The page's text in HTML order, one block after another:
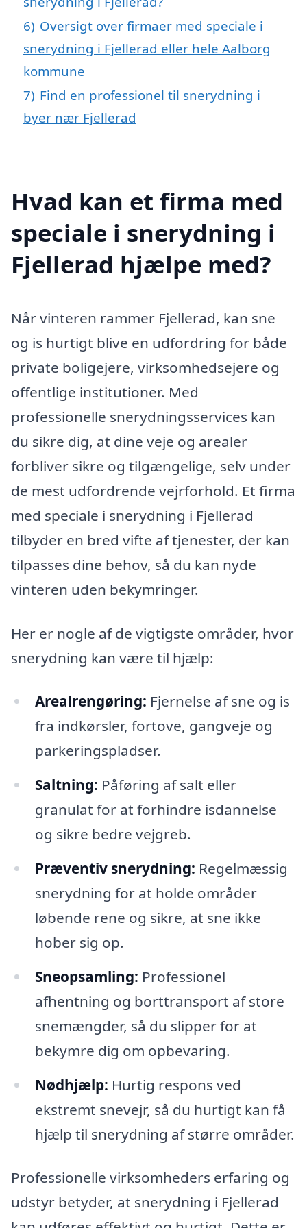
6) Oversigt over firmaer med speciale i
snerydning i Fjellerad eller hele Aalborg
kommune
7) Find en professionel til snerydning i
byer nær Fjellerad
Hvad kan et firma med
speciale i snerydning i
Fjellerad hjælpe med?
Når vinteren rammer Fjellerad, kan sne
og is hurtigt blive en udfordring for både
private boligejere, virksomhedsejere og
offentlige institutioner. Med
professionelle snerydningsservices kan
du sikre dig, at dine veje og arealer
forbliver sikre og tilgængelige, selv under
de mest udfordrende vejrforhold. Et firma
med speciale i snerydning i Fjellerad
tilbyder en bred vifte af tjenester, der kan
tilpasses dine behov, så du kan nyde
vinteren uden bekymringer.
Her er nogle af de vigtigste områder, hvor
snerydning kan være til hjælp:
Arealrengøring: Fjernelse af sne og is
fra indkørsler, fortove, gangveje og
parkeringspladser.
Saltning: Påføring af salt eller
granulat for at forhindre isdannelse
og sikre bedre vejgreb.
Præventiv snerydning: Regelmæssig
snerydning for at holde områder
løbende rene og sikre, at sne ikke
hober sig op.
Sneopsamling: Professionel
afhentning og borttransport af store
snemængder, så du slipper for at
bekymre dig om opbevaring.
Nødhjælp: Hurtig respons ved
ekstremt snevejr, så du hurtigt kan få
hjælp til snerydning af større områder.
Professionelle virksomheders erfaring og
udstyr betyder, at snerydning i Fjellerad